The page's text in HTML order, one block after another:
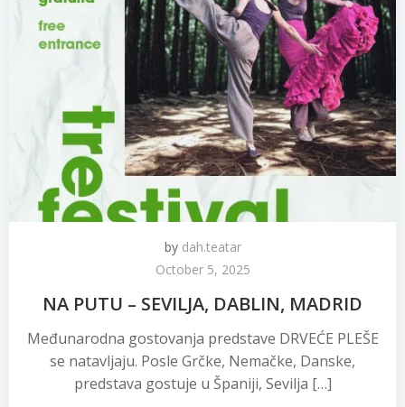
by dah.teatar
October 5, 2025
NA PUTU – SEVILJA, DABLIN, MADRID
Međunarodna gostovanja predstave DRVEĆE PLEŠE
se natavljaju. Posle Grčke, Nemačke, Danske,
predstava gostuje u Španiji, Sevilja […]